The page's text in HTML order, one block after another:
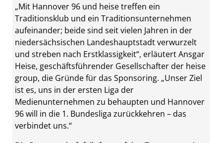
„Mit Hannover 96 und heise treffen ein
Traditionsklub und ein Traditionsunternehmen
aufeinander; beide sind seit vielen Jahren in der
niedersächsischen Landeshauptstadt verwurzelt
und streben nach Erstklassigkeit“, erläutert Ansgar
Heise, geschäftsführender Gesellschafter der heise
group, die Gründe für das Sponsoring. „Unser Ziel
ist es, uns in der ersten Liga der
Medienunternehmen zu behaupten und Hannover
96 will in die 1. Bundesliga zurückkehren – das
verbindet uns.“